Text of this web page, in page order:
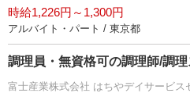
時給1,226円～1,300円
アルバイト・パート / 東京都
調理員・無資格可の調理師/調
富士産業株式会社 はちやデイサービス